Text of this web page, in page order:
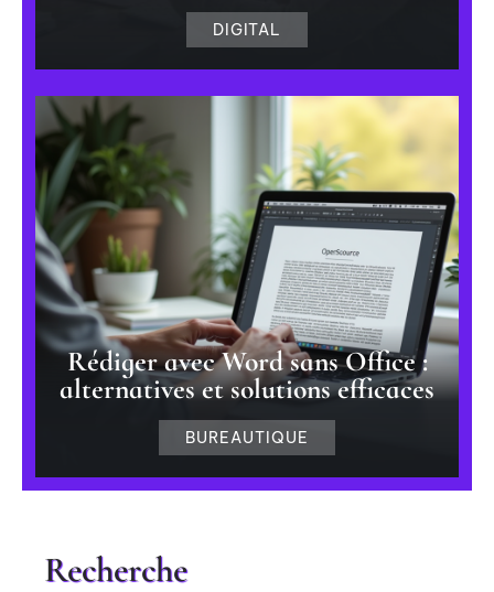
DIGITAL
Rédiger avec Word sans Office :
alternatives et solutions efficaces
BUREAUTIQUE
Recherche